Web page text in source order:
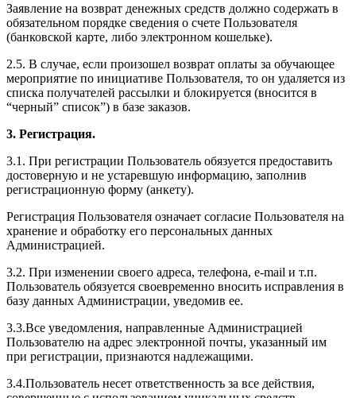
Заявление на возврат денежных средств должно содержать в
обязательном порядке сведения о счете Пользователя
(банковской карте, либо электронном кошельке).
2.5. В случае, если произошел возврат оплаты за обучающее
мероприятие по инициативе Пользователя, то он удаляется из
списка получателей рассылки и блокируется (вносится в
“черный” список”) в базе заказов.
3. Регистрация.
3.1. При регистрации Пользователь обязуется предоставить
достоверную и не устаревшую информацию, заполнив
регистрационную форму (анкету).
Регистрация Пользователя означает согласие Пользователя на
хранение и обработку его персональных данных
Администрацией.
3.2. При изменении своего адреса, телефона, e-mail и т.п.
Пользователь обязуется своевременно вносить исправления в
базу данных Администрации, уведомив ее.
3.3.Все уведомления, направленные Администрацией
Пользователю на адрес электронной почты, указанный им
при регистрации, признаются надлежащими.
3.4.Пользователь несет ответственность за все действия,